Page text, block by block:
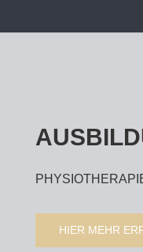
HIER MEHR